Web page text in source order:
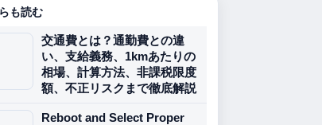
も読む
交通費とは？通勤費との違
い、支給義務、1kmあたりの
相場、計算方法、非課税限度
額、不正リスクまで徹底解説
Reboot and Select Proper